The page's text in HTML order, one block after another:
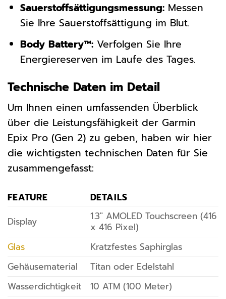
Sauerstoffsättigungsmessung:Messen
Sie Ihre Sauerstoffsättigung im Blut.
Body Battery™:Verfolgen Sie Ihre
Energiereserven im Laufe des Tages.
Technische Daten im Detail
Um Ihnen einen umfassenden Überblick
über die Leistungsfähigkeit der Garmin
Epix Pro (Gen 2) zu geben, haben wir hier
die wichtigsten technischen Daten für Sie
zusammengefasst:
FEATURE
DETAILS
Display
1.3″ AMOLED Touchscreen (416
x 416 Pixel)
Glas
Kratzfestes Saphirglas
Gehäusematerial
Titan oder Edelstahl
Wasserdichtigkeit
10 ATM (100 Meter)